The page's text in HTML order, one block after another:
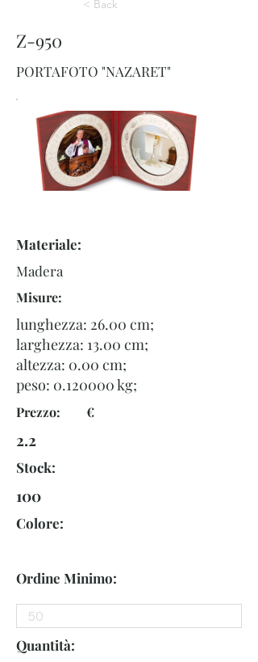
< Back
Z-950
PORTAFOTO "NAZARET"
Materiale:
Madera
Misure:
lunghezza: 26.00 cm;
larghezza: 13.00 cm;
altezza: 0.00 cm;
peso: 0.120000kg;
Prezzo: €
2.2
Stock:
100
Colore:
Ordine Minimo:
Quantità: